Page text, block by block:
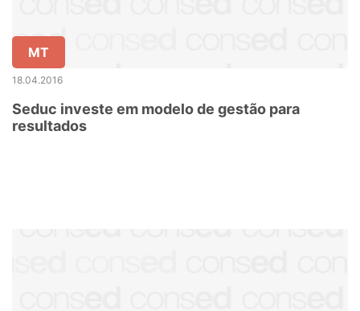
MT
18.04.2016
Seduc investe em modelo de gestão para
resultados